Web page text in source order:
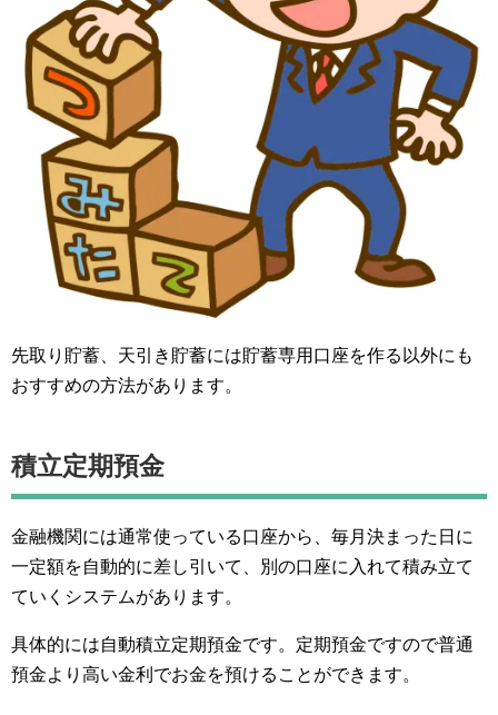
先取り貯蓄、天引き貯蓄には貯蓄専用口座を作る以外にも
おすすめの方法があります。
積立定期預金
金融機関には通常使っている口座から、毎月決まった日に
一定額を自動的に差し引いて、別の口座に入れて積み立て
ていくシステムがあります。
具体的には自動積立定期預金です。定期預金ですので普通
預金より高い金利でお金を預けることができます。